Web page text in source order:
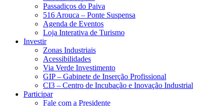
Passadiços do Paiva
516 Arouca – Ponte Suspensa
Agenda de Eventos
Loja Interativa de Turismo
Investir
Zonas Industriais
Acessibilidades
Via Verde Investimento
GIP – Gabinete de Inserção Profissional
CI3 – Centro de Incubação e Inovação Industrial
Participar
Fale com a Presidente